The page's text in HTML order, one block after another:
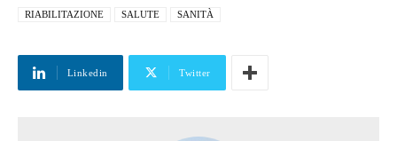
RIABILITAZIONE SALUTE SANITÀ
Linkedin Twitter